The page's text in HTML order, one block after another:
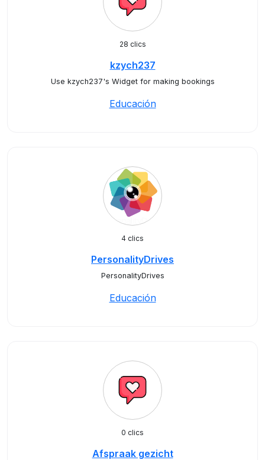
28 clics
kzych237
Use kzych237's Widget for making bookings
Educación
4 clics
PersonalityDrives
PersonalityDrives
Educación
0 clics
Afspraak gezicht